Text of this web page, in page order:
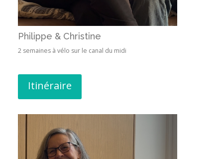
Philippe & Christine
2 semaines à vélo sur le canal du midi
Itinéraire